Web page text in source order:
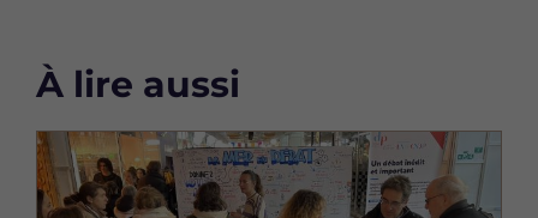
À lire aussi
Image